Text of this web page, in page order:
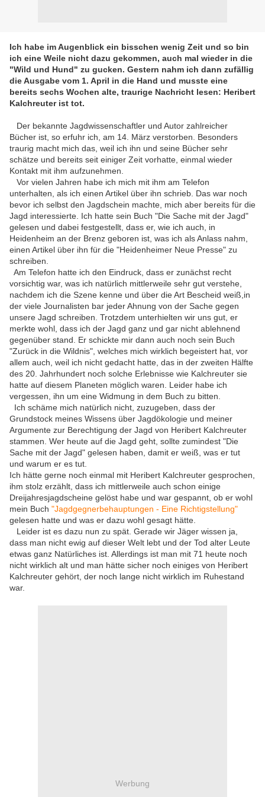
Ich habe im Augenblick ein bisschen wenig Zeit und so bin
ich eine Weile nicht dazu gekommen, auch mal wieder in die
"Wild und Hund" zu gucken. Gestern nahm ich dann zufällig
die Ausgabe vom 1. April in die Hand und musste eine
bereits sechs Wochen alte, traurige Nachricht lesen: Heribert
Kalchreuter ist tot.
Der bekannte Jagdwissenschaftler und Autor zahlreicher
Bücher ist, so erfuhr ich, am 14. März verstorben. Besonders
traurig macht mich das, weil ich ihn und seine Bücher sehr
schätze und bereits seit einiger Zeit vorhatte, einmal wieder
Kontakt mit ihm aufzunehmen.
Vor vielen Jahren habe ich mich mit ihm am Telefon
unterhalten, als ich einen Artikel über ihn schrieb. Das war noch
bevor ich selbst den Jagdschein machte, mich aber bereits für die
Jagd interessierte. Ich hatte sein Buch "Die Sache mit der Jagd"
gelesen und dabei festgestellt, dass er, wie ich auch, in
Heidenheim an der Brenz geboren ist, was ich als Anlass nahm,
einen Artikel über ihn für die "Heidenheimer Neue Presse" zu
schreiben.
Am Telefon hatte ich den Eindruck, dass er zunächst recht
vorsichtig war, was ich natürlich mittlerweile sehr gut verstehe,
nachdem ich die Szene kenne und über die Art Bescheid weiß,in
der viele Journalisten bar jeder Ahnung von der Sache gegen
unsere Jagd schreiben. Trotzdem unterhielten wir uns gut, er
merkte wohl, dass ich der Jagd ganz und gar nicht ablehnend
gegenüber stand. Er schickte mir dann auch noch sein Buch
"Zurück in die Wildnis", welches mich wirklich begeistert hat, vor
allem auch, weil ich nicht gedacht hatte, das in der zweiten Hälfte
des 20. Jahrhundert noch solche Erlebnisse wie Kalchreuter sie
hatte auf diesem Planeten möglich waren. Leider habe ich
vergessen, ihn um eine Widmung in dem Buch zu bitten.
Ich schäme mich natürlich nicht, zuzugeben, dass der
Grundstock meines Wissens über Jagdökologie und meiner
Argumente zur Berechtigung der Jagd von Heribert Kalchreuter
stammen. Wer heute auf die Jagd geht, sollte zumindest "Die
Sache mit der Jagd" gelesen haben, damit er weiß, was er tut
und warum er es tut.
Ich hätte gerne noch einmal mit Heribert Kalchreuter gesprochen,
ihm stolz erzählt, dass ich mittlerweile auch schon einige
Dreijahresjagdscheine gelöst habe und war gespannt, ob er wohl
mein Buch "Jagdgegnerbehauptungen - Eine Richtigstellung"
gelesen hatte und was er dazu wohl gesagt hätte.
Leider ist es dazu nun zu spät. Gerade wir Jäger wissen ja,
dass man nicht ewig auf dieser Welt lebt und der Tod alter Leute
etwas ganz Natürliches ist. Allerdings ist man mit 71 heute noch
nicht wirklich alt und man hätte sicher noch einiges von Heribert
Kalchreuter gehört, der noch lange nicht wirklich im Ruhestand
war.
Werbung